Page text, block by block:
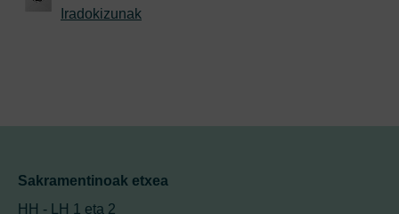
Iradokizunak
Sakramentinoak etxea
HH - LH 1 eta 2